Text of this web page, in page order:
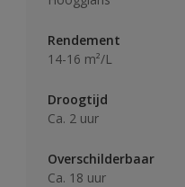
Rendement
14-16 m²/L
Droogtijd
Ca. 2 uur
Overschilderbaar
Ca. 18 uur